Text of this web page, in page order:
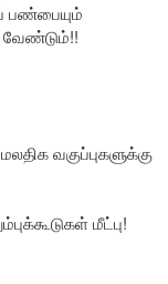
பண்பையும்
வகுப்புகளுக்கு
மீட்பு!